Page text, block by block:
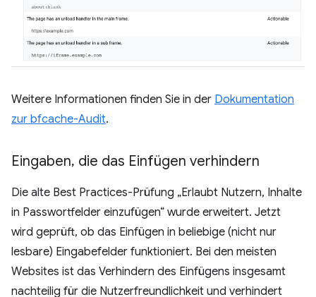
Weitere Informationen finden Sie in der Dokumentation
zur bfcache-Audit.
Eingaben, die das Einfügen verhindern
Die alte Best Practices-Prüfung „Erlaubt Nutzern, Inhalte
in Passwortfelder einzufügen“ wurde erweitert. Jetzt
wird geprüft, ob das Einfügen in beliebige (nicht nur
lesbare) Eingabefelder funktioniert. Bei den meisten
Websites ist das Verhindern des Einfügens insgesamt
nachteilig für die Nutzerfreundlichkeit und verhindert